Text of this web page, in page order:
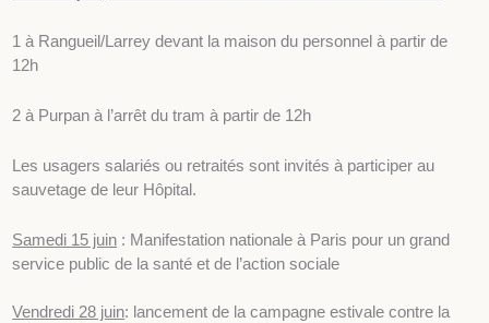
1 à Rangueil/Larrey devant la maison du personnel à partir de
12h
2 à Purpan à l’arrêt du tram à partir de 12h
Les usagers salariés ou retraités sont invités à participer au
sauvetage de leur Hôpital.
Samedi 15 juin : Manifestation nationale à Paris pour un grand
service public de la santé et de l’action sociale
Vendredi 28 juin: lancement de la campagne estivale contre la